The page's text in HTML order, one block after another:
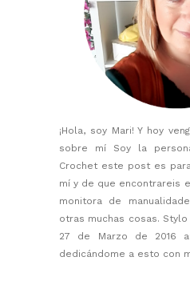
¡Hola, soy Mari! Y hoy
sobre mí Soy la
Crochet este post es
mí y de que encontrareis
monitora de
otras muchas cosas.
27 de Marzo de 2016
dedicándome a esto con